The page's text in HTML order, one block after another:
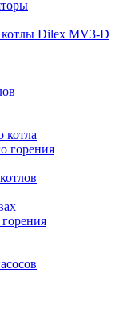
котлы Dilex MV3-D
котла
горения